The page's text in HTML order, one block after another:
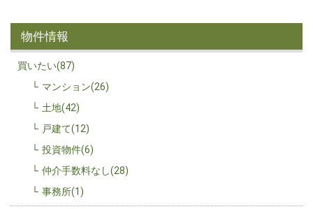
物件情報
買いたい(87)
マンション(26)
土地(42)
戸建て(12)
投資物件(6)
仲介手数料なし(28)
事務所(1)